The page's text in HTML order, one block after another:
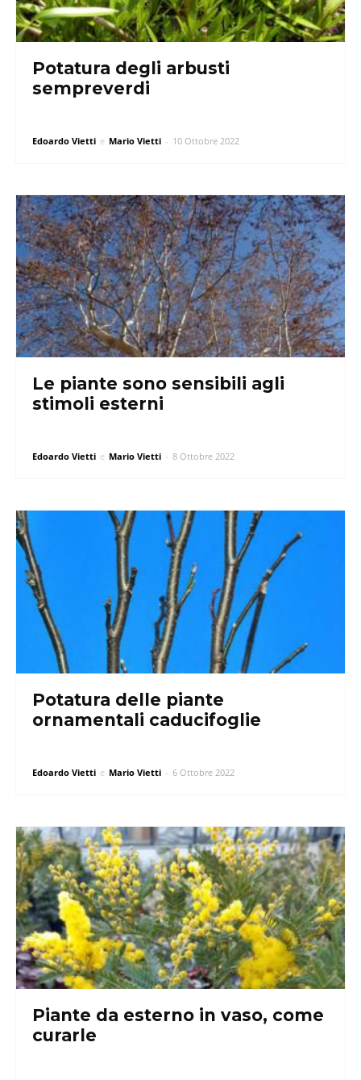
Potatura degli arbusti
sempreverdi
Edoardo Vietti e Mario Vietti - 10 Ottobre 2022
Le piante sono sensibili agli
stimoli esterni
Edoardo Vietti e Mario Vietti - 8 Ottobre 2022
Potatura delle piante
ornamentali caducifoglie
Edoardo Vietti e Mario Vietti - 6 Ottobre 2022
Piante da esterno in vaso, come
curarle